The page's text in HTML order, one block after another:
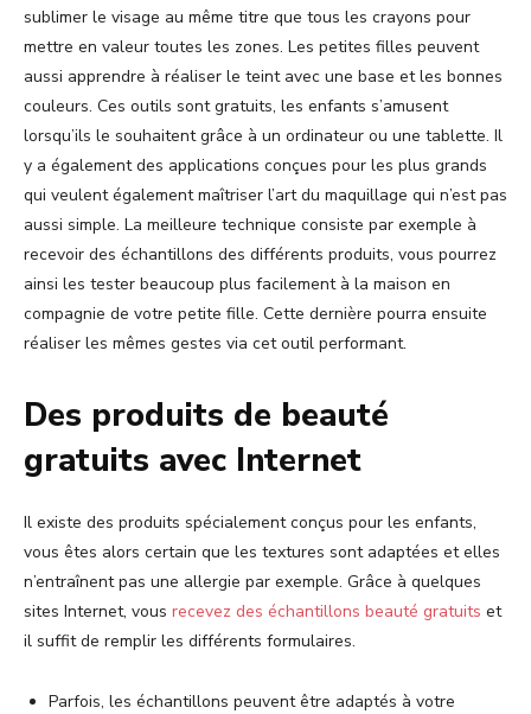
sublimer le visage au même titre que tous les crayons pour
mettre en valeur toutes les zones. Les petites filles peuvent
aussi apprendre à réaliser le teint avec une base et les bonnes
couleurs. Ces outils sont gratuits, les enfants s’amusent
lorsqu’ils le souhaitent grâce à un ordinateur ou une tablette. Il
y a également des applications conçues pour les plus grands
qui veulent également maîtriser l’art du maquillage qui n’est pas
aussi simple. La meilleure technique consiste par exemple à
recevoir des échantillons des différents produits, vous pourrez
ainsi les tester beaucoup plus facilement à la maison en
compagnie de votre petite fille. Cette dernière pourra ensuite
réaliser les mêmes gestes via cet outil performant.
Des produits de beauté
gratuits avec Internet
Il existe des produits spécialement conçus pour les enfants,
vous êtes alors certain que les textures sont adaptées et elles
n’entraînent pas une allergie par exemple. Grâce à quelques
sites Internet, vous recevez des échantillons beauté gratuits et
il suffit de remplir les différents formulaires.
Parfois, les échantillons peuvent être adaptés à votre